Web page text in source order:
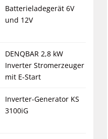
Batterieladegerät 6V
und 12V
DENQBAR 2,8 kW
Inverter Stromerzeuger
mit E-Start
Inverter-Generator KS
3100iG